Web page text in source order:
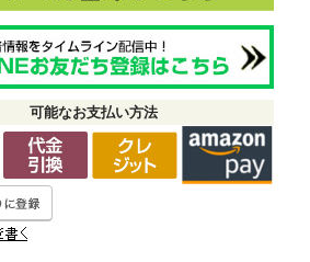
可能なお支払い方法